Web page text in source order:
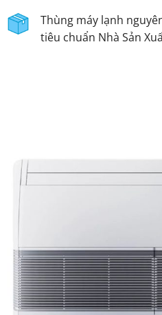
Thùng máy lạnh
tiêu chuẩn Nhà Sản